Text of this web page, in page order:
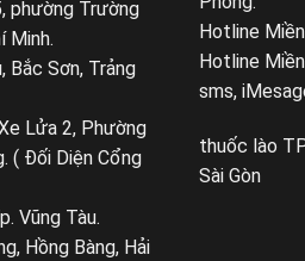
phường Trường
Minh.
Bắc Sơn, Trảng
Lửa 2, Phường
( Đối Diện Cổng
Vũng Tàu.
Hồng Bàng, Hải
Hotline
Hotline
sms,
thuốc lào
Sài Gòn